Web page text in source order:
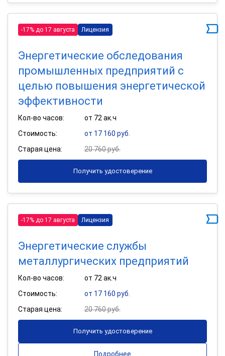
-17% до 17 августа Лицензия
Энергетические обследования
промышленных предприятий с
целью повышения энергетической
эффективности
Кол-во часов:
от 72 ак.ч
Стоимость:
от 17 160 руб.
Старая цена:
20 760 руб.
Получить удостоверение
-17% до 17 августа Лицензия
Энергетические службы
металлургических предприятий
Кол-во часов:
от 72 ак.ч
Стоимость:
от 17 160 руб.
Старая цена:
20 760 руб.
Получить удостоверение
Подробнее